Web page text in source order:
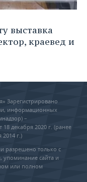
выставка
краевед и
Зарегистрировано
информационных
–
декабря 2020 г. (ранее
2014 г.)
разрешено только с
упоминание сайта и
или полном